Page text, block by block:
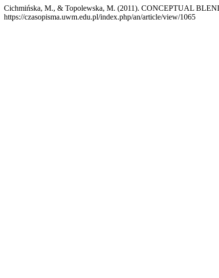
Cichmińska, M., & Topolewska, M. (2011). CONCEPTUAL
https://czasopisma.uwm.edu.pl/index.php/an/article/view/1065